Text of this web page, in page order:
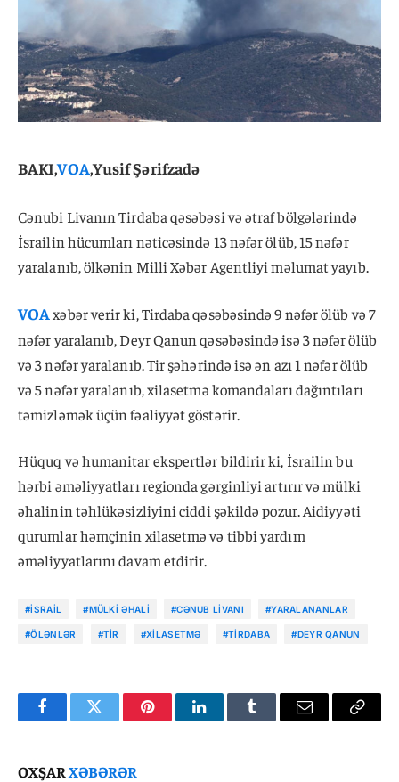
BAKI,VOA,Yusif Şərifzadə
Cənubi Livanın Tirdaba qəsəbəsi və ətraf bölgələrində
İsrailin hücumları nəticəsində 13 nəfər ölüb, 15 nəfər
yaralanıb, ölkənin Milli Xəbər Agentliyi məlumat yayıb.
VOAxəbər verir ki, Tirdaba qəsəbəsində 9 nəfər ölüb və 7
nəfər yaralanıb, Deyr Qanun qəsəbəsində isə 3 nəfər ölüb
və 3 nəfər yaralanıb. Tir şəhərində isə ən azı 1 nəfər ölüb
və 5 nəfər yaralanıb, xilasetmə komandaları dağıntıları
təmizləmək üçün fəaliyyət göstərir.
Hüquq və humanitar ekspertlər bildirir ki, İsrailin bu
hərbi əməliyyatları regionda gərginliyi artırır və mülki
əhalinin təhlükəsizliyini ciddi şəkildə pozur. Aidiyyəti
qurumlar həmçinin xilasetmə və tibbi yardım
əməliyyatlarını davam etdirir.
#İSRAIL #MÜLKI ƏHALI #CƏNUB LIVANI #YARALANANLAR
#ÖLƏNLƏR #TIR #XILASETMƏ #TIRDABA #DEYR QANUN
FacebookTwitter PinterestLinkedInTumblr Email
Copy
OXŞARXƏBƏRƏR